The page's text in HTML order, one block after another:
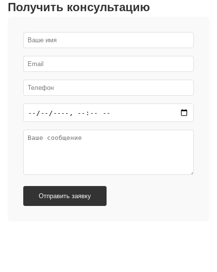
Получить консультацию
Отправить заявку